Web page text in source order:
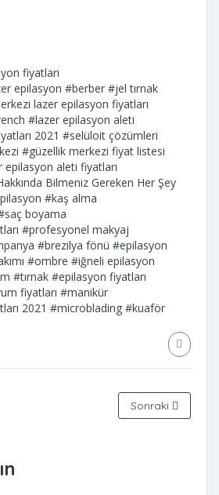
fiyatları
epilasyon #berber #jel tırnak
lazer epilasyon fiyatları
#lazer epilasyon aleti
2021 #selüloit çözümleri
#güzellik merkezi fiyat listesi
epilasyon aleti fiyatları
Bilmeniz Gereken Her Şey
#kaş alma
boyama
#profesyonel makyaj
#brezilya fönü #epilasyon
#ombre #iğneli epilasyon
#tırnak #epilasyon fiyatları
fiyatları #manikür
2021 #microblading #kuaför
Sonraki